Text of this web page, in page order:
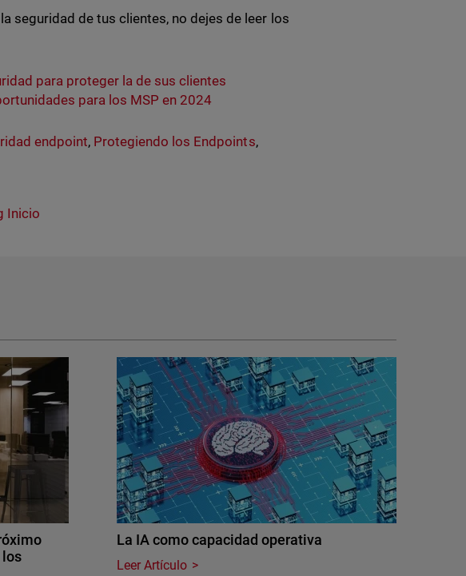
seguridad de tus clientes, no dejes de leer los
para proteger la de sus clientes
para los MSP en 2024
endpoint, Protegiendo los Endpoints,
Inicio
La IA como capacidad operativa
Leer Artículo